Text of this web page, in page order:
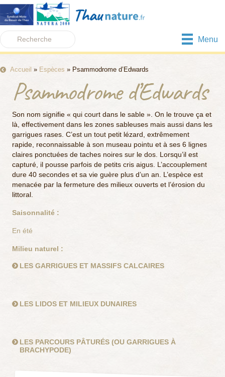
Menu
Accueil » Espèces » Psammodrome d’Edwards
Psammodrome d’Edwards
Son nom signifie « qui court dans le sable ». On le trouve ça et
là, effectivement dans les zones sableuses mais aussi dans les
garrigues rases. C’est un tout petit lézard, extrêmement
rapide, reconnaissable à son museau pointu et à ses 6 lignes
claires ponctuées de taches noires sur le dos. Lorsqu’il est
capturé, il pousse parfois de petits cris aigus. L’accouplement
dure 40 secondes et sa vie guère plus d’un an. L’espèce est
menacée par la fermeture des milieux ouverts et l’érosion du
littoral.
Saisonnalité :
En été
Milieu naturel :
LES GARRIGUES ET MASSIFS CALCAIRES
LES LIDOS ET MILIEUX DUNAIRES
LES PARCOURS PÂTURÉS (OU GARRIGUES À
BRACHYPODE)